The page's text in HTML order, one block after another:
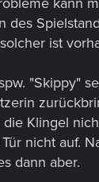
des
ist
"Skippy"
Klingel
nicht auf.
dann aber.